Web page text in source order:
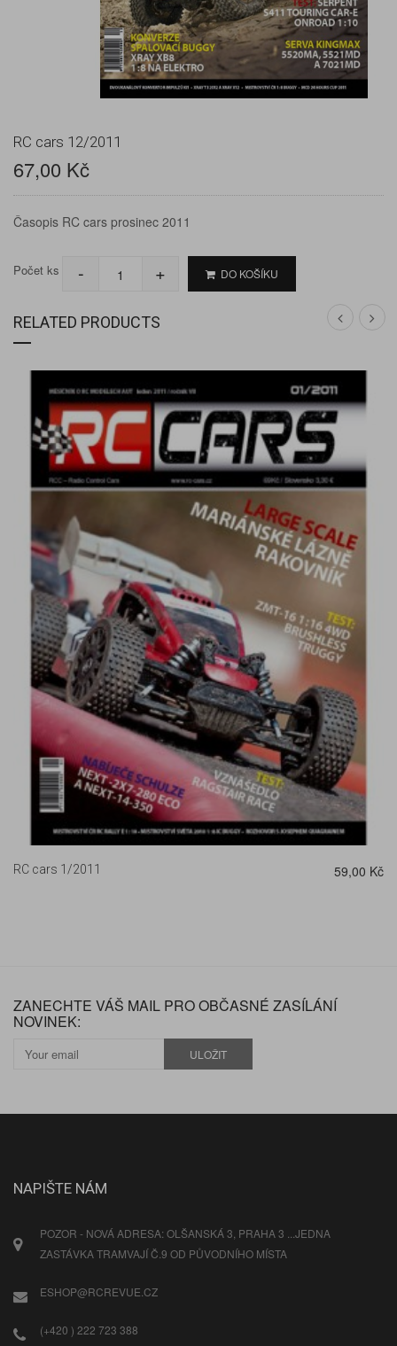
RC cars 12/2011
67,00 Kč
Časopis RC cars prosinec 2011
Počet ks - + DO KOŠÍKU
RELATED PRODUCTS
RC cars 1/2011 59,00 Kč
DETAIL
ZANECHTE VÁŠ MAIL PRO OBČASNÉ ZASÍLÁNÍ
NOVINEK:
ULOŽIT
NAPIŠTE NÁM
POZOR - NOVÁ ADRESA: OLŠANSKÁ 3, PRAHA 3 ...JEDNA
ZASTÁVKA TRAMVAJÍ Č.9 OD PŮVODNÍHO MÍSTA
ESHOP@RCREVUE.CZ
(+420 ) 222 723 388